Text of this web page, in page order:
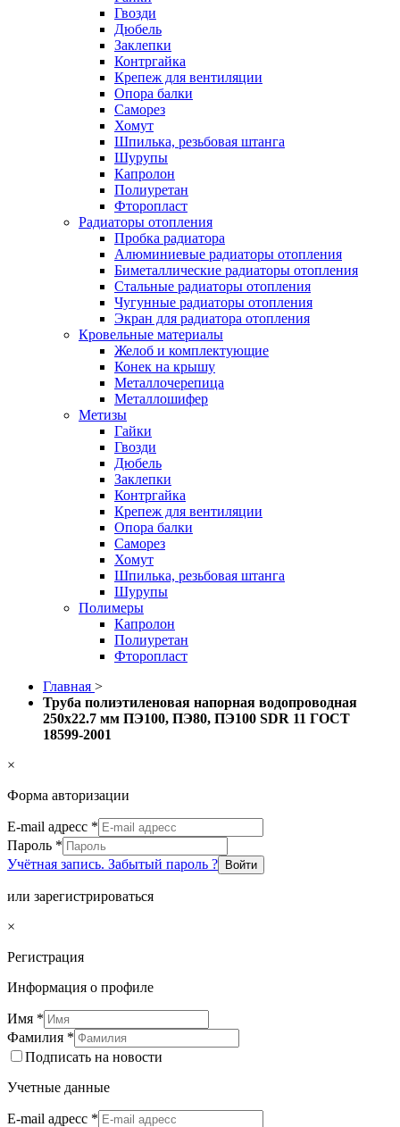
Гвозди
Дюбель
Заклепки
Контргайка
Крепеж для вентиляции
Опора балки
Саморез
Хомут
Шпилька, резьбовая штанга
Шурупы
Капролон
Полиуретан
Фторопласт
Радиаторы отопления
Пробка радиатора
Алюминиевые радиаторы отопления
Биметаллические радиаторы отопления
Стальные радиаторы отопления
Чугунные радиаторы отопления
Экран для радиатора отопления
Кровельные материалы
Желоб и комплектующие
Конек на крышу
Металлочерепица
Металлошифер
Метизы
Гайки
Гвозди
Дюбель
Заклепки
Контргайка
Крепеж для вентиляции
Опора балки
Саморез
Хомут
Шпилька, резьбовая штанга
Шурупы
Полимеры
Капролон
Полиуретан
Фторопласт
Главная >
Труба полиэтиленовая напорная водопроводная
250х22.7 мм ПЭ100, ПЭ80, ПЭ100 SDR 11 ГОСТ
18599-2001
×
Форма авторизации
E-mail адресс *
Пароль *
Учётная запись. Забытый пароль ?
Войти
или зарегистрироваться
×
Регистрация
Информация о профиле
Имя *
Фамилия *
Подписать на новости
Учетные данные
E-mail адресс *